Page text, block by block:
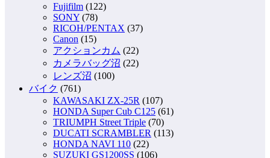
Fujifilm (122)
SONY (78)
RICOH/PENTAX (37)
Canon (15)
アクションカム (22)
カメラバッグ沼 (22)
レンズ沼 (100)
バイク (761)
KAWASAKI ZX-25R (107)
HONDA Super Cub C125 (61)
TRIUMPH Street Triple (70)
DUCATI SCRAMBLER (113)
HONDA NAVI 110 (22)
SUZUKI GS1200SS (106)